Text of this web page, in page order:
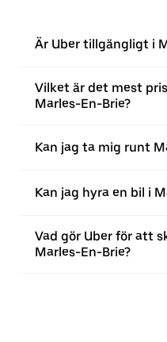
Är Uber tillgängligt i
Vilket är det mest
Marles-En-Brie?
Kan jag ta mig runt
Kan jag hyra en bil i
Vad gör Uber för att
Marles-En-Brie?